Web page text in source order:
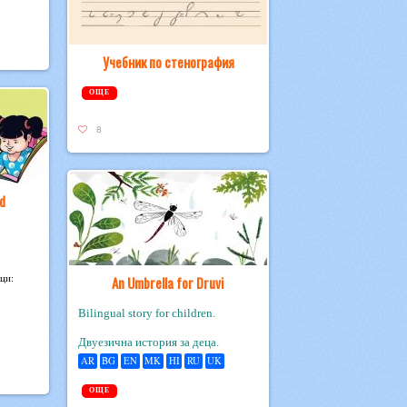
Учебник по стенография
ОЩЕ
8
An Umbrella for Druvi
Bilingual story for children.
Двуезична история за деца.
AR BG EN MK HI RU UK
ОЩЕ